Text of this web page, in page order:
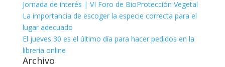
Jornada de interés | VI Foro de BioProtección Vegetal
La importancia de escoger la especie correcta para el
lugar adecuado
El jueves 30 es el último día para hacer pedidos en la
librería online
Archivo